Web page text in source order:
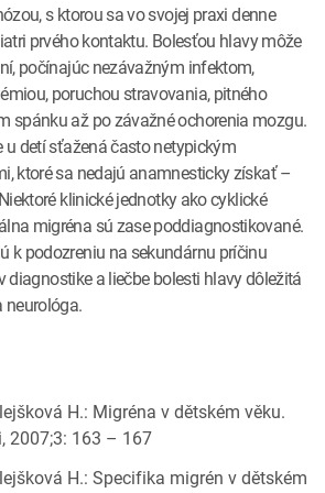
s ktorou sa vo svojej praxi denne
prvého kontaktu. Bolesťou hlavy môže
počínajúc nezávažným infektom,
poruchou stravovania, pitného
spánku až po závažné ochorenia mozgu.
u detí sťažená často netypickým
ktoré sa nedajú anamnesticky získať –
klinické jednotky ako cyklické
migréna sú zase poddiagnostikované.
k podozreniu na sekundárnu príčinu
diagnostike a liečbe bolesti hlavy dôležitá
neurológa.
H.: Migréna v dětském věku.
2007;3: 163 – 167
H.: Specifika migrén v dětském